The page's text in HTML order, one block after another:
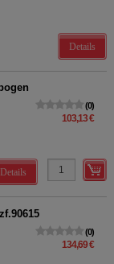
Details
0
103,13 €
Details
0
134,69 €